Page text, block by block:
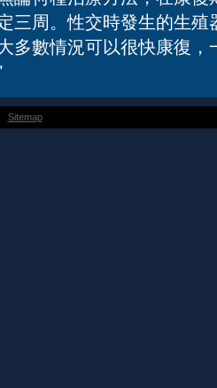
三周。性交時發生的生
多數情況可以很快康復
Sitemap